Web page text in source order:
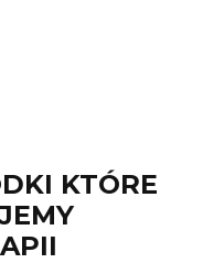
KTÓRE